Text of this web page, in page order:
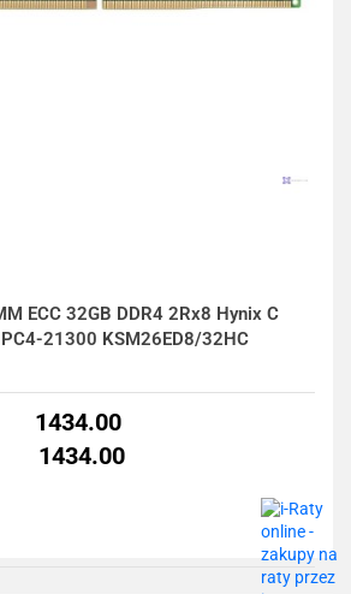
ECC 32GB DDR4 2Rx8 Hynix C
21300 KSM26ED8/32HC
1434.00
1434.00